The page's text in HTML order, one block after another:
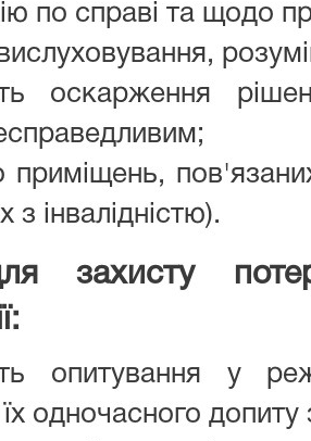
по справі та щодо
оскарження
приміщень,
з інвалідністю).
захисту
опитування у
одночасного